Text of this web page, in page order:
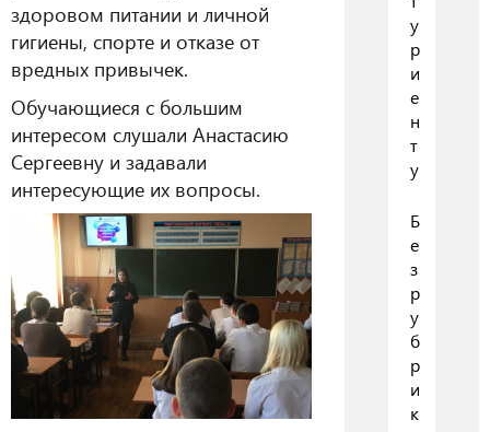
здоровом питании и личной
гигиены, спорте и отказе от
вредных привычек.
Обучающиеся с большим
интересом слушали Анастасию
Сергеевну и задавали
интересующие их вопросы.
у
р
и
е
н
т
у
Б
е
з
р
у
б
р
и
к